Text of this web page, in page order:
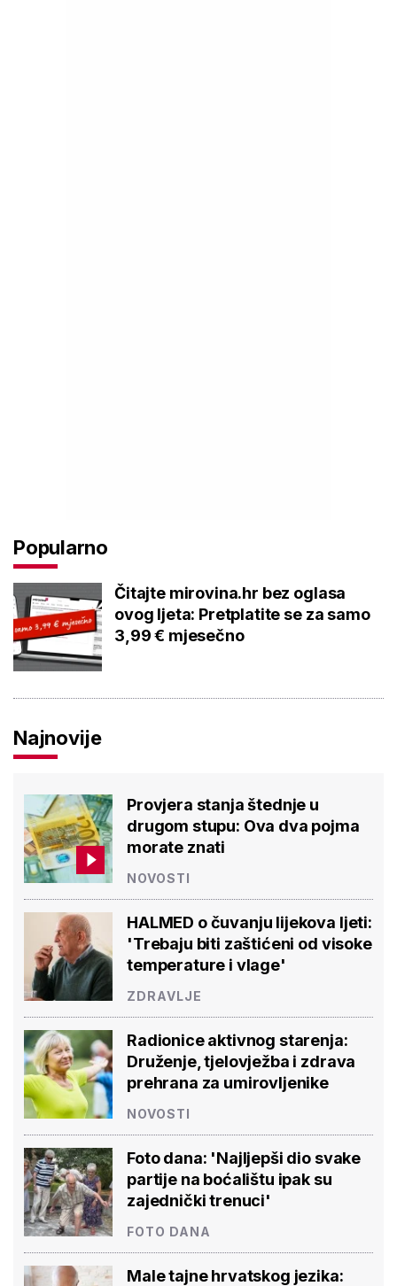
Popularno
Čitajte mirovina.hr bez oglasa
ovog ljeta: Pretplatite se za samo
3,99 € mjesečno
Najnovije
Provjera stanja štednje u
drugom stupu: Ova dva pojma
morate znati
NOVOSTI
HALMED o čuvanju lijekova ljeti:
'Trebaju biti zaštićeni od visoke
temperature i vlage'
ZDRAVLJE
Radionice aktivnog starenja:
Druženje, tjelovježba i zdrava
prehrana za umirovljenike
NOVOSTI
Foto dana: 'Najljepši dio svake
partije na boćalištu ipak su
zajednički trenuci'
FOTO DANA
Male tajne hrvatskog jezika: